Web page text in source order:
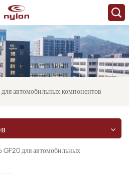
автомобильных компонентов
GF20 для автомобильных